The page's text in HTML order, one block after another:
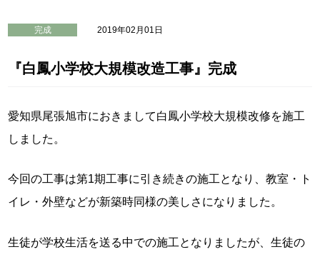
完成 2019年02月01日
『白鳳小学校大規模改造工事』完成
愛知県尾張旭市におきまして白鳳小学校大規模改修を施工
しました。
今回の工事は第1期工事に引き続きの施工となり、教室・ト
イレ・外壁などが新築時同様の美しさになりました。
生徒が学校生活を送る中での施工となりましたが、生徒の